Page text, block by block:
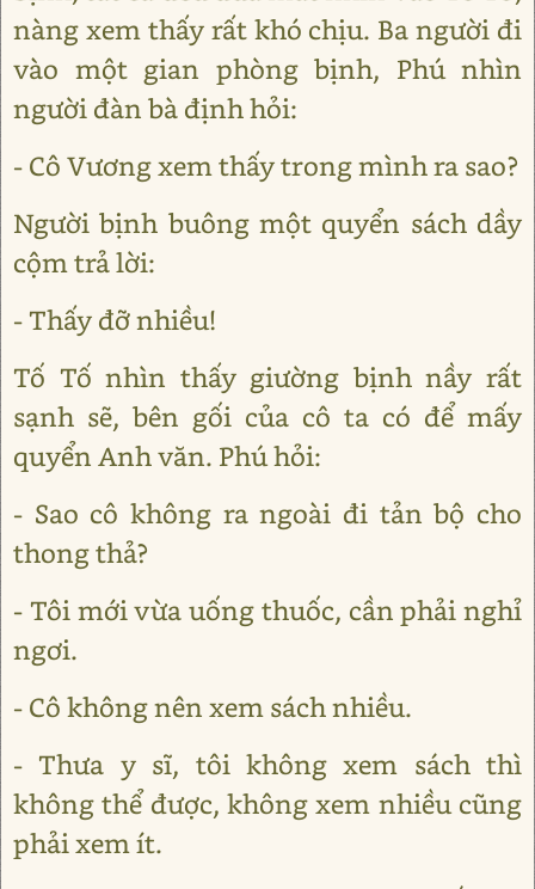
nàng xem thấy rất khó chịu. Ba người đi
vào một gian phòng bịnh, Phú nhìn
người đàn bà định hỏi:
- Cô Vương xem thấy trong mình ra sao?
Người bịnh buông một quyển sách dầy
cộm trả lời:
- Thấy đỡ nhiều!
Tố Tố nhìn thấy giường bịnh nầy rất
sạnh sẽ, bên gối của cô ta có để mấy
quyển Anh văn. Phú hỏi:
- Sao cô không ra ngoài đi tản bộ cho
thong thả?
- Tôi mới vừa uống thuốc, cần phải nghỉ
ngơi.
- Cô không nên xem sách nhiều.
- Thưa y sĩ, tôi không xem sách thì
không thể được, không xem nhiều cũng
phải xem ít.